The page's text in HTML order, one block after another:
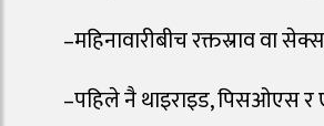
–महिनावारीबीच रक्तस्राव वा
–पहिले नै थाइराइड, पिसओएस र